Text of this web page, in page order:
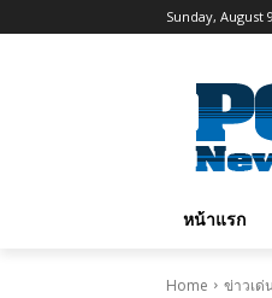
Sunday, August
หน้าแรก
Home ข่าวเด่